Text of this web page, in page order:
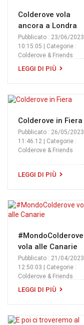
Colderove vola
ancora a Londra
Pubblicato : 23/06/2023
10:15:05 | Categorie :
Colderove & Friends
LEGGI DI PIÙ
Colderove in Fiera
Pubblicato : 26/05/2023
11:46:12 | Categorie :
Colderove & Friends
LEGGI DI PIÙ
#MondoColderove
vola alle Canarie
Pubblicato : 21/04/2023
12:50:03 | Categorie :
Colderove & Friends
LEGGI DI PIÙ